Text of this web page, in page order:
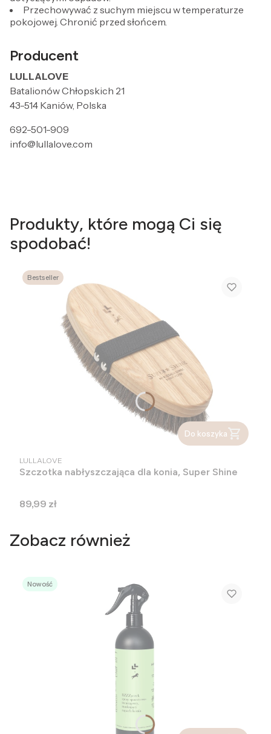
Przechowywać z suchym miejscu w temperaturze
pokojowej. Chronić przed słońcem.
Producent
LULLALOVE
Batalionów Chłopskich 21
43-514 Kaniów, Polska
692-501-909
info@lullalove.com
Produkty, które mogą Ci się
spodobać!
Bestseller
Do koszyka
PRODUCENT
LULLALOVE
Szczotka nabłyszczająca dla konia, Super Shine
Cena
89,99 zł
Zobacz również
Nowość